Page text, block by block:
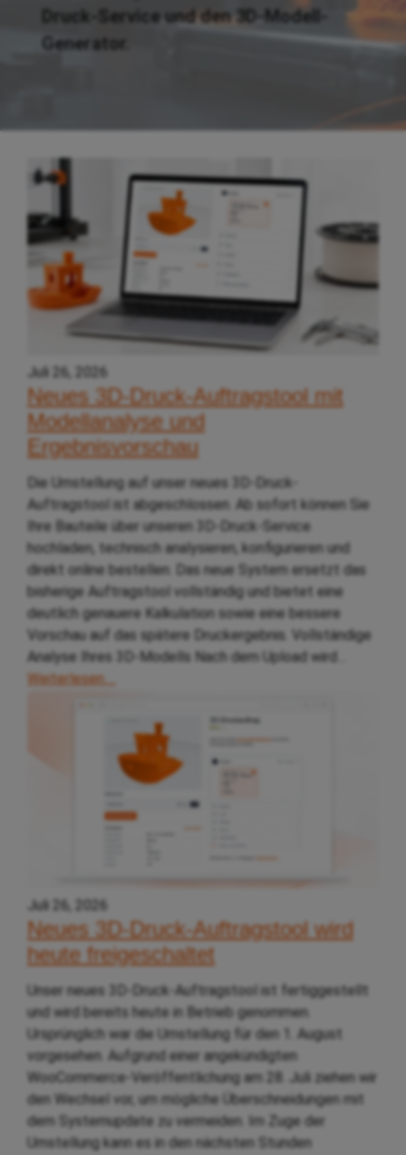
Druck-Service und den 3D-Modell-
Generator.
Juli 26, 2026
Neues 3D-Druck-Auftragstool mit
Modellanalyse und
Ergebnisvorschau
Die Umstellung auf unser neues 3D-Druck-
Auftragstool ist abgeschlossen. Ab sofort können Sie
Ihre Bauteile über unseren 3D-Druck-Service
hochladen, technisch analysieren, konfigurieren und
direkt online bestellen. Das neue System ersetzt das
bisherige Auftragstool vollständig und bietet eine
deutlich genauere Kalkulation sowie eine bessere
Vorschau auf das spätere Druckergebnis. Vollständige
Analyse Ihres 3D-Modells Nach dem Upload wird…
Weiterlesen….
Juli 26, 2026
Neues 3D-Druck-Auftragstool wird
heute freigeschaltet
Unser neues 3D-Druck-Auftragstool ist fertiggestellt
und wird bereits heute in Betrieb genommen.
Ursprünglich war die Umstellung für den 1. August
vorgesehen. Aufgrund einer angekündigten
WooCommerce-Veröffentlichung am 28. Juli ziehen wir
den Wechsel vor, um mögliche Überschneidungen mit
dem Systemupdate zu vermeiden. Im Zuge der
Umstellung kann es in den nächsten Stunden